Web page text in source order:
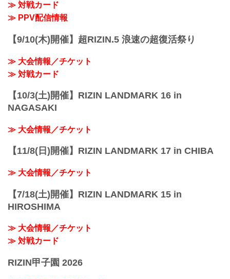
なという感じです。
ーー細川選手の印象が戦前と違ったとこ
≫ 対戦カード
≫ PPV配信情報
【9/10(木)開催】超RIZIN.5 浪速の超復活祭り
≫ 大会情報／チケット
≫ 対戦カード
【10/3(土)開催】RIZIN LANDMARK 16 in
NAGASAKI
≫ 大会情報／チケット
【11/8(日)開催】RIZIN LANDMARK 17 in CHIBA
≫ 大会情報／チケット
【7/18(土)開催】RIZIN LANDMARK 15 in
HIROSHIMA
≫ 大会情報／チケット
≫ 対戦カード
RIZIN甲子園 2026